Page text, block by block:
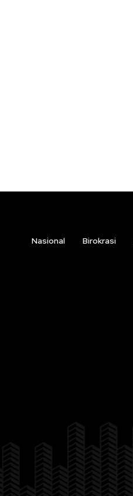
Nasional Birokrasi